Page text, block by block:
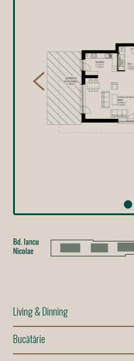
Living & Dinning
Bucătărie